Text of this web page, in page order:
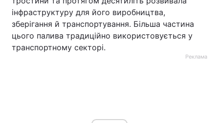
інфраструктуру для його виробництва,
зберігання й транспортування. Більша частина
цього палива традиційно використовується у
транспортному секторі.
Реклама